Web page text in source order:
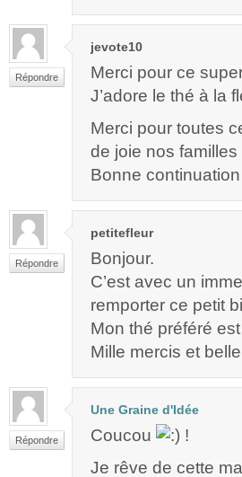
Répondre
jevote10
Merci pour ce
J’adore le thé à la
Merci pour toutes
de joie nos familles
Bonne continuation
Répondre
petitefleur
Bonjour.
C’est avec un
remporter ce petit
Mon thé préféré
Mille mercis et
Répondre
Une Graine d'Idée
Coucou
!
Je rêve de cette